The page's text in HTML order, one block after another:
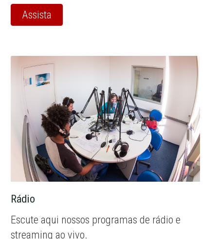
Assista
Rádio
Escute aqui nossos programas de rádio e
streaming ao vivo.